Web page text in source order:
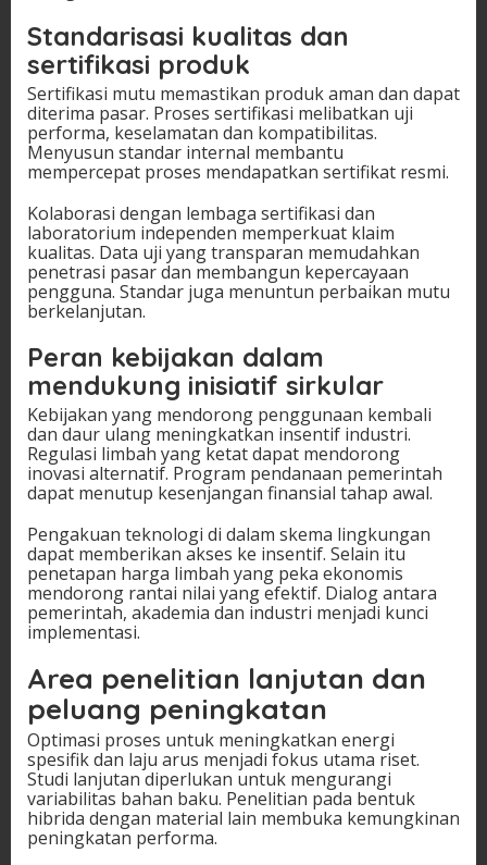
Standarisasi kualitas dan
sertifikasi produk
Sertifikasi mutu memastikan produk aman dan dapat
diterima pasar. Proses sertifikasi melibatkan uji
performa, keselamatan dan kompatibilitas.
Menyusun standar internal membantu
mempercepat proses mendapatkan sertifikat resmi.
Kolaborasi dengan lembaga sertifikasi dan
laboratorium independen memperkuat klaim
kualitas. Data uji yang transparan memudahkan
penetrasi pasar dan membangun kepercayaan
pengguna. Standar juga menuntun perbaikan mutu
berkelanjutan.
Peran kebijakan dalam
mendukung inisiatif sirkular
Kebijakan yang mendorong penggunaan kembali
dan daur ulang meningkatkan insentif industri.
Regulasi limbah yang ketat dapat mendorong
inovasi alternatif. Program pendanaan pemerintah
dapat menutup kesenjangan finansial tahap awal.
Pengakuan teknologi di dalam skema lingkungan
dapat memberikan akses ke insentif. Selain itu
penetapan harga limbah yang peka ekonomis
mendorong rantai nilai yang efektif. Dialog antara
pemerintah, akademia dan industri menjadi kunci
implementasi.
Area penelitian lanjutan dan
peluang peningkatan
Optimasi proses untuk meningkatkan energi
spesifik dan laju arus menjadi fokus utama riset.
Studi lanjutan diperlukan untuk mengurangi
variabilitas bahan baku. Penelitian pada bentuk
hibrida dengan material lain membuka kemungkinan
peningkatan performa.